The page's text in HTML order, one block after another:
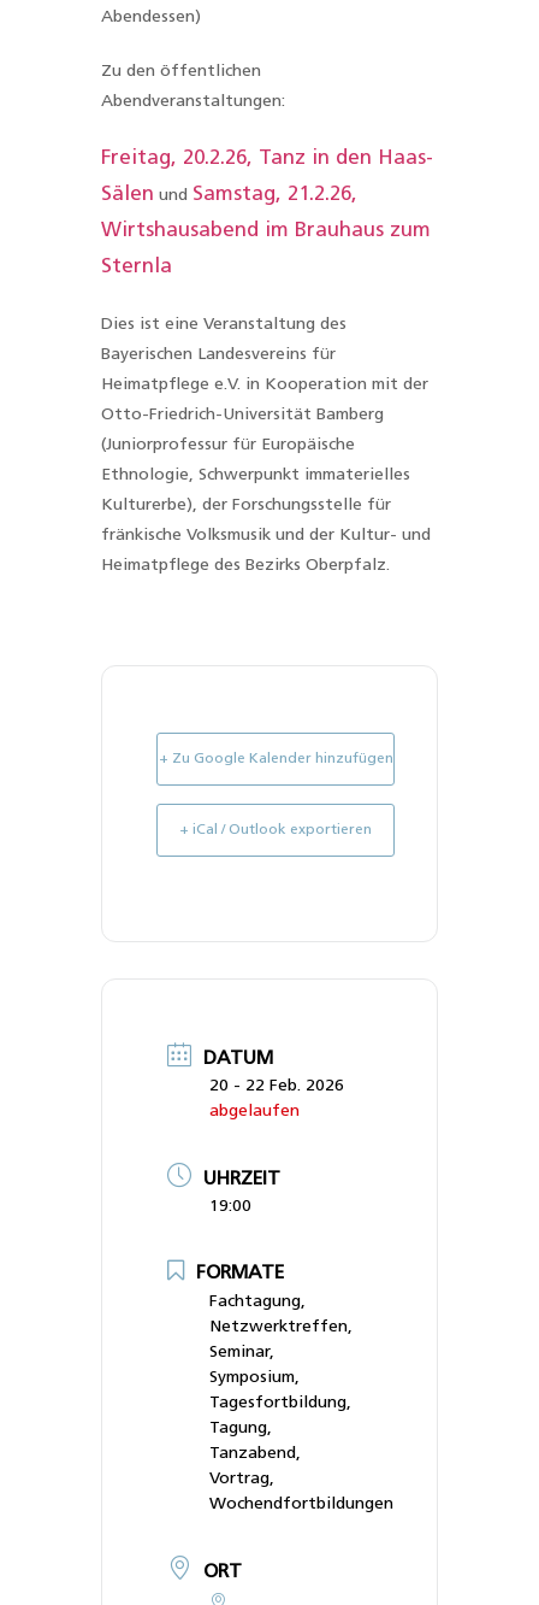
Abendessen)
Zu den öffentlichen
Abendveranstaltungen:
Freitag, 20.2.26, Tanz in den Haas-
Sälen und Samstag, 21.2.26,
Wirtshausabend im Brauhaus zum
Sternla
Dies ist eine Veranstaltung des
Bayerischen Landesvereins für
Heimatpflege e.V. in Kooperation mit der
Otto-Friedrich-Universität Bamberg
(Juniorprofessur für Europäische
Ethnologie, Schwerpunkt immaterielles
Kulturerbe), der Forschungsstelle für
fränkische Volksmusik und der Kultur- und
Heimatpflege des Bezirks Oberpfalz.
+ Zu Google Kalender hinzufügen
+ iCal / Outlook exportieren
DATUM
20 - 22 Feb. 2026
abgelaufen
UHRZEIT
19:00
FORMATE
Fachtagung,
Netzwerktreffen,
Seminar,
Symposium,
Tagesfortbildung,
Tagung,
Tanzabend,
Vortrag,
Wochendfortbildungen
ORT